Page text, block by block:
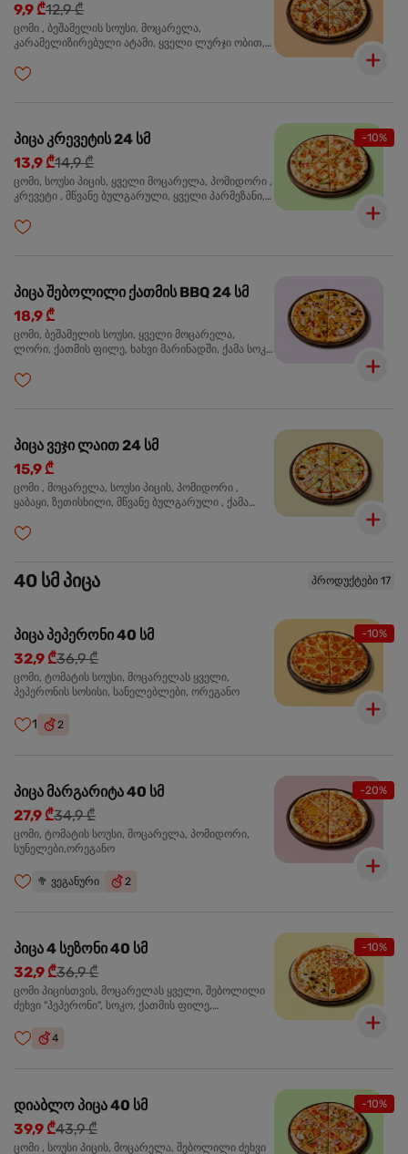
9,9 ₾12,9 ₾
ცომი , ბეშამელის სოუსი, მოცარელა,
კარამელიზირებული ატამი, ყველი ლურჯი ობით,
-10%
პიცა კრევეტის 24 სმ
13,9 ₾14,9 ₾
ცომი, სოუსი პიცის, ყველი მოცარელა, პომიდორი ,
კრევეტი , მწვანე ბულგარული, ყველი პარმეზანი,
პიცა შებოლილი ქათმის BBQ 24 სმ
18,9 ₾
ცომი, ბეშამელის სოუსი, ყველი მოცარელა,
ლორი, ქათმის ფილე, ხახვი მარინადში, ქამა სოკო
პიცა ვეჯი ლაით 24 სმ
15,9 ₾
ცომი , მოცარელა, სოუსი პიცის, პომიდორი ,
ყაბაყი, ზეთისხილი, მწვანე ბულგარული , ქამა
40 სმ პიცა პროდუქტები 17
-10%
პიცა პეპერონი 40 სმ
32,9 ₾36,9 ₾
ცომი, ტომატის სოუსი, მოცარელას ყველი,
პეპერონის სოსისი, სანელებლები, ორეგანო
1 2
-20%
პიცა მარგარიტა 40 სმ
27,9 ₾34,9 ₾
ცომი, ტომატის სოუსი, მოცარელა, პომიდორი,
სუნელები,ორეგანო
🥦 ვეგანური 2
-10%
პიცა 4 სეზონი 40 სმ
32,9 ₾36,9 ₾
ცომი პიცისთვის, მოცარელას ყველი, შებოლილი
ძეხვი "პეპერონი", სოკო, ქათმის ფილე,
4
-10%
დიაბლო პიცა 40 სმ
39,9 ₾43,9 ₾
ცომი , სოუსი პიცის, მოცარელა, შებოლილი ძეხვი